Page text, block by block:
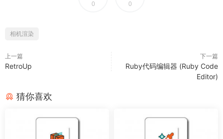
0 0
相机渲染
上一篇
RetroUp
下一篇
Ruby代码编辑器 (Ruby Code
Editor)
猜你喜欢